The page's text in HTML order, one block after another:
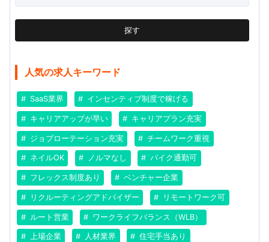
探す
人気の求人キーワード
SaaS業界 インセンティブ制度で稼げる
キャリアアップが早い キャリアプラン充実
ジョブローテーション充実 チームワーク重視
ネイルOK ノルマなし バイク通勤可
フレックス制度あり ベンチャー企業
リクルーティングアドバイザー リモートワーク可
ルート営業 ワークライフバランス（WLB）
上場企業 人材業界 住宅手当あり